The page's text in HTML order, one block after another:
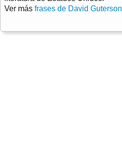
Ver más frases de David Guterson